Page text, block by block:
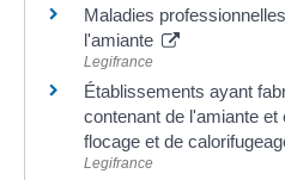
Maladies
l'amiante
Legifrance
Établissements ayant
contenant de l'amiante
flocage et de
Legifrance